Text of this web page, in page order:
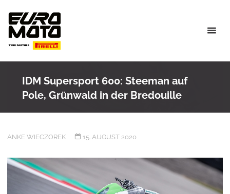
content
IDM Supersport 600: Steeman auf
Pole, Grünwald in der Bredouille
ANKE WIECZOREK 15. AUGUST 2020